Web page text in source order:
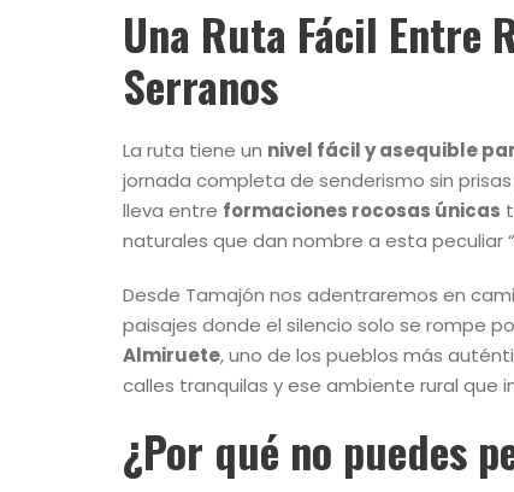
Una Ruta Fácil Entre
Serranos
La ruta tiene un nivel fácil y asequible
jornada completa de senderismo sin
lleva entre formaciones rocosas únicas
naturales que dan nombre a esta peculiar
Desde Tamajón nos adentraremos en
paisajes donde el silencio solo se rompe
Almiruete, uno de los pueblos más
calles tranquilas y ese ambiente rural que
¿Por qué no puedes